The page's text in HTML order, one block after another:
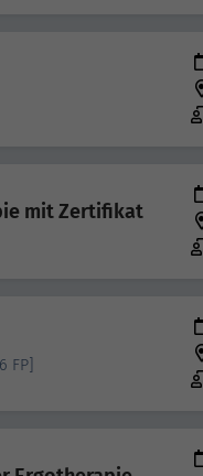
mit Zertifikat
FP]